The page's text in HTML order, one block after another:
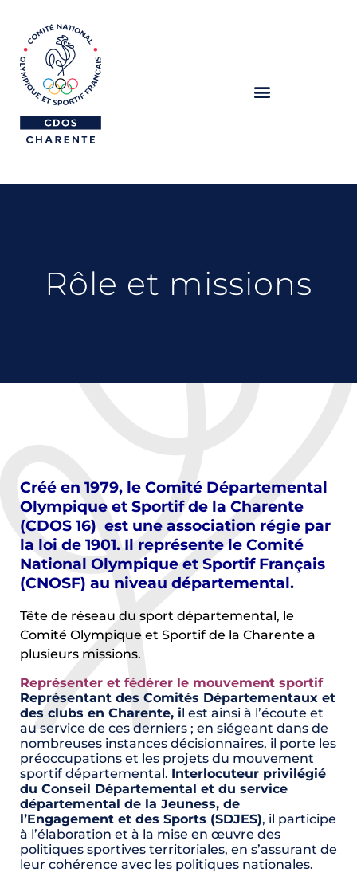
Rôle et missions
Créé en 1979, le Comité Départemental
Olympique et Sportif de la Charente
(CDOS 16) est une association régie par
la loi de 1901. Il représente le Comité
National Olympique et Sportif Français
(CNOSF) au niveau départemental.
Tête de réseau du sport départemental, le
Comité Olympique et Sportif de la Charente a
plusieurs missions.
Représenter et fédérer le mouvement sportif
Représentant des Comités Départementaux et
des clubs en Charente, il est ainsi à l’écoute et
au service de ces derniers ; en siégeant dans de
nombreuses instances décisionnaires, il porte les
préoccupations et les projets du mouvement
sportif départemental. Interlocuteur privilégié
du Conseil Départemental et du service
départemental de la Jeuness, de
l’Engagement et des Sports (SDJES), il participe
à l’élaboration et à la mise en œuvre des
politiques sportives territoriales, en s’assurant de
leur cohérence avec les politiques nationales.